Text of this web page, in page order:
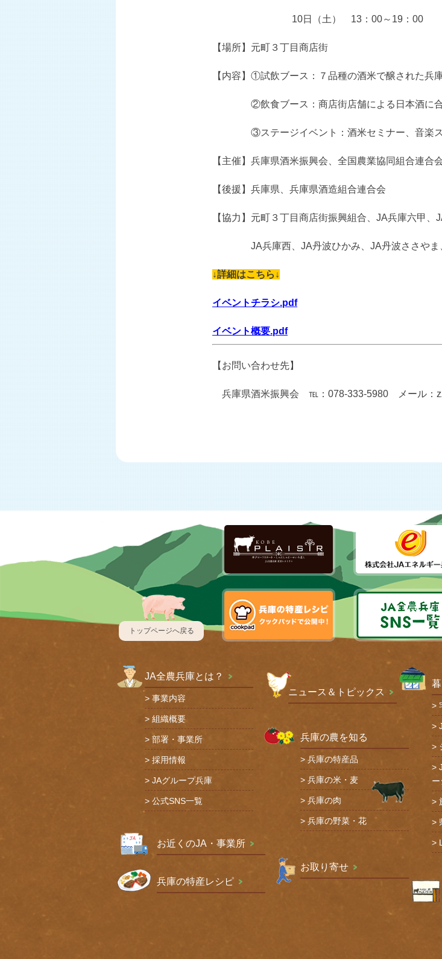
10日（土） 13 ： 00～ 19 ： 00
【場所】元町３丁目商店街
【内容】①試飲ブース：７品種の酒米で醸された兵
②飲食ブース：商店街店舗による日本酒に合
③ステージイベント：酒米セミナー、音楽ス
【主催】兵庫県酒米振興会、全国農業協同組合連
【後援】兵庫県、兵庫県酒造組合連合会
【協力】元町３丁目商店街振興組合、 JA兵庫六甲、
JA兵庫西、JA丹波ひかみ、 JA丹波ささやま
↓詳細はこちら↓
イベントチラシ.pdf
イベント概要.pdf
【お問い合わせ先】
兵庫県酒米振興会 ℡： 078-333-5980 メール：
トップページへ戻る
JA全農兵庫とは？
事業内容
組織概要
部署・事業所
採用情報
JAグループ兵庫
公式SNS一覧
お近くのJA・事業所
兵庫の特産レシピ
ニュース＆トピックス
兵庫の農を知る
兵庫の特産品
兵庫の米・麦
兵庫の肉
兵庫の野菜・花
お取り寄せ
ー